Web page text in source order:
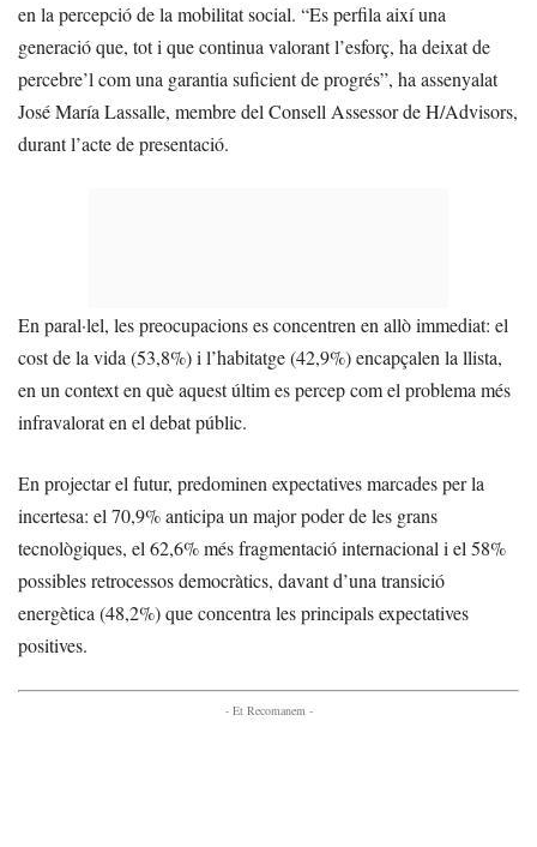
en la percepció de la mobilitat social. “Es perfila així una
generació que, tot i que continua valorant l’esforç, ha deixat de
percebre’l com una garantia suficient de progrés”, ha assenyalat
José María Lassalle, membre del Consell Assessor de H/Advisors,
durant l’acte de presentació.
En paral·lel, les preocupacions es concentren en allò immediat: el
cost de la vida (53,8%) i l’habitatge (42,9%) encapçalen la llista,
en un context en què aquest últim es percep com el problema més
infravalorat en el debat públic.
En projectar el futur, predominen expectatives marcades per la
incertesa: el 70,9% anticipa un major poder de les grans
tecnològiques, el 62,6% més fragmentació internacional i el 58%
possibles retrocessos democràtics, davant d’una transició
energètica (48,2%) que concentra les principals expectatives
positives.
- Et Recomanem -